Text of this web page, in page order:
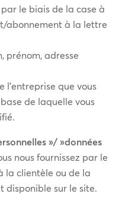
le biais de la case à
abonnement à la lettre
prénom, adresse
l’entreprise que vous
de laquelle vous
»/ »données
nous fournissez par le
la clientèle ou de la
disponible sur le site.